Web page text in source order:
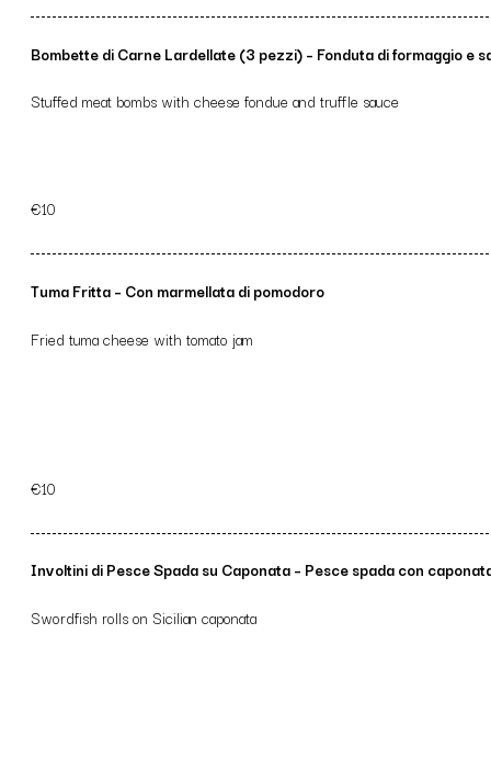
Bombette di Carne Lardellate (3 pezzi) – Fonduta di formaggio e
Stuffed meat bombs with cheese fondue and truffle sauce
€10
Tuma Fritta – Con marmellata di pomodoro
Fried tuma cheese with tomato jam
€10
Involtini di Pesce Spada su Caponata – Pesce spada con
Swordfish rolls on Sicilian caponata